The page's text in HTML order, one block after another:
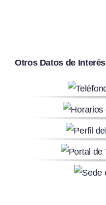
Otros Datos de Interés